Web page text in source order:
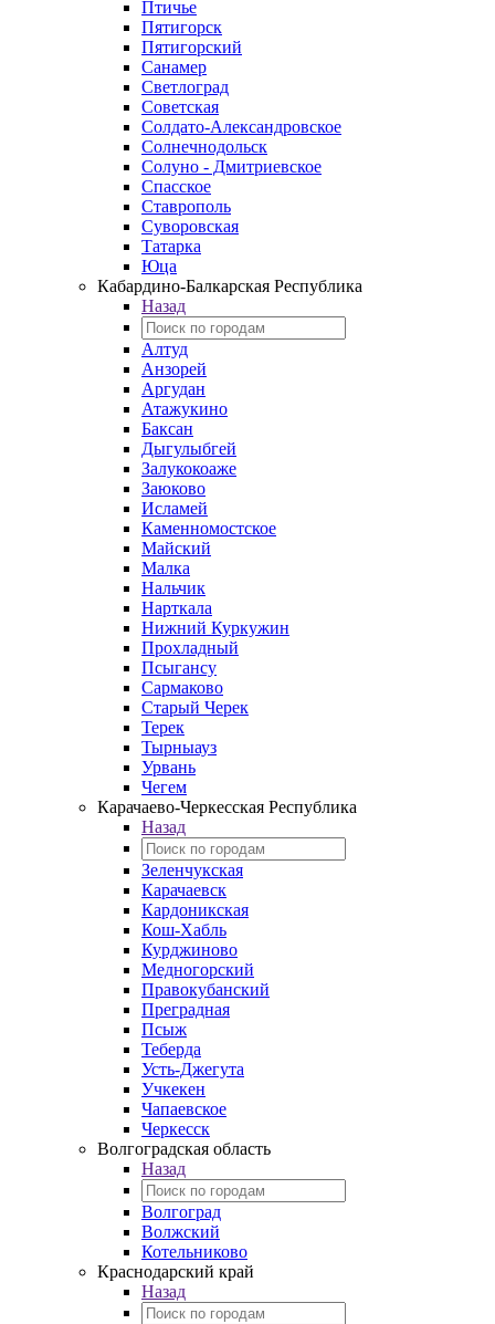
Птичье
Пятигорск
Пятигорский
Санамер
Светлоград
Советская
Солдато-Александровское
Солнечнодольск
Солуно - Дмитриевское
Спасское
Ставрополь
Суворовская
Татарка
Юца
Кабардино‑Балкарская Республика
Назад
Алтуд
Анзорей
Аргудан
Атажукино
Баксан
Дыгулыбгей
Залукокоаже
Заюково
Исламей
Каменномостское
Майский
Малка
Нальчик
Нарткала
Нижний Куркужин
Прохладный
Псыгансу
Сармаково
Старый Черек
Терек
Тырныауз
Урвань
Чегем
Карачаево-Черкесская Республика
Назад
Зеленчукская
Карачаевск
Кардоникская
Кош-Хабль
Курджиново
Медногорский
Правокубанский
Преградная
Псыж
Теберда
Усть-Джегута
Учкекен
Чапаевское
Черкесск
Волгоградская область
Назад
Волгоград
Волжский
Котельниково
Краснодарский край
Назад